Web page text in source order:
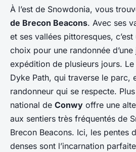
À l’est de Snowdonia, vous
de Brecon Beacons. Avec ses
et ses vallées pittoresques,
choix pour une randonnée
expédition de plusieurs jours. Le
Dyke Path, qui traverse le parc,
randonneur qui se respecte.
national de Conwy offre une
aux sentiers très fréquentés de
Brecon Beacons. Ici, les pentes
denses sont l’incarnation